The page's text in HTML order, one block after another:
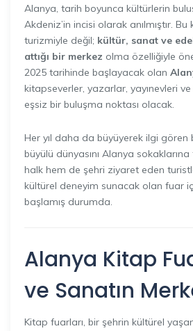
Alanya, tarih boyunca kültürlerin
Akdeniz’in incisi olarak anılmıştır.
turizmiyle değil; kültür, sanat ve
attığı bir merkez olma özelliğiyle
2025 tarihinde başlayacak olan
kitapseverler, yazarlar, yayınevleri ve
eşsiz bir buluşma noktası olacak.
Her yıl daha da büyüyerek ilgi gören
büyülü dünyasını Alanya
halk hem de şehri ziyaret eden
kültürel deneyim sunacak olan fuar
başlamış durumda.
Alanya Kitap
ve Sanatın
Kitap fuarları, bir şehrin kültürel